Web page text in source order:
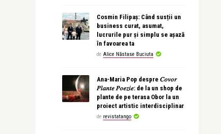
Cosmin Filipaș: Când susții un
business curat, asumat,
lucrurile pur și simplu se așază
în favoarea ta
de Alice Năstase Buciuta
Ana-Maria Pop despre 𝐶𝑜𝑣𝑜𝑟
𝑃𝑙𝑎𝑛𝑡𝑒 𝑃𝑜𝑒𝑧𝑖𝑒: de la un shop de
plante de pe terasa Obor la un
proiect artistic interdisciplinar
de revistatango